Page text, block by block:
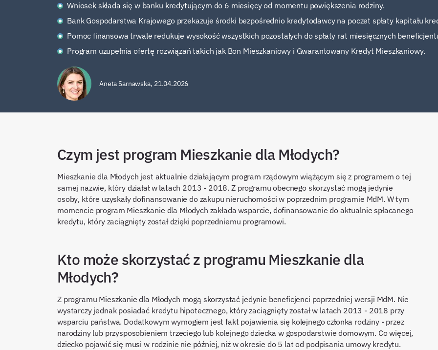
Wniosek składa się w banku kredytującym do 6 miesięcy od momentu powiększenia rodziny.
Bank Gospodarstwa Krajowego przekazuje środki bezpośrednio kredytodawcy na poczet spłaty kapitału
Pomoc finansowa trwale redukuje wysokość wszystkich pozostałych do spłaty rat miesięcznych
Program uzupełnia ofertę rozwiązań takich jak Bon Mieszkaniowy i Gwarantowany Kredyt Mieszkaniowy.
Aneta Sarnawska, 21.04.2026
Czym jest program Mieszkanie dla Młodych?
Mieszkanie dla Młodych jest aktualnie działającym program rządowym wiążącym się z programem o tej
samej nazwie, który działał w latach 2013 - 2018. Z programu obecnego skorzystać mogą jedynie
osoby, które uzyskały dofinansowanie do zakupu nieruchomości w poprzednim programie MdM. W tym
momencie program Mieszkanie dla Młodych zakłada wsparcie, dofinansowanie do aktualnie spłacanego
kredytu, który zaciągnięty został dzięki poprzedniemu programowi.
Kto może skorzystać z programu Mieszkanie dla
Młodych?
Z programu Mieszkanie dla Młodych mogą skorzystać jedynie beneficjenci poprzedniej wersji MdM. Nie
wystarczy jednak posiadać kredytu hipotecznego, który zaciągnięty został w latach 2013 - 2018 przy
wsparciu państwa. Dodatkowym wymogiem jest fakt pojawienia się kolejnego członka rodziny - przez
narodziny lub przysposobieniem trzeciego lub kolejnego dziecka w gospodarstwie domowym. Co więcej,
dziecko pojawić się musi w rodzinie nie później, niż w okresie do 5 lat od podpisania umowy kredytu.